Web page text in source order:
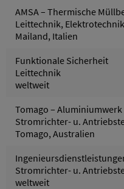
AMSA – Thermische
Leittechnik, Elektrotechnik
Mailand, Italien
Funktionale Sicherheit
Leittechnik
weltweit
Tomago – Aluminiumwerk
Stromrichter- u.
Tomago, Australien
Stromrichter- u.
weltweit